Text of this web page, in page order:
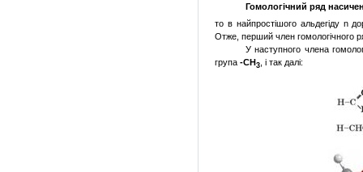
Гомологічний ряд
то в найпростішого альдегіду n
Отже, перший член гомологічного
У наступного члена
група-СН3 , і так далі: